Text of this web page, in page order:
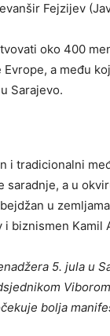
Fejzijev
oko 400
a među
Sarajevo.
i tradicionalni
a u
u
biznismen Kamil
5. jula u
bolja